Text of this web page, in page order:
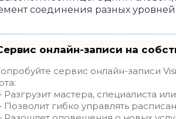
соединения разных
онлайн-записи на
сервис онлайн-записи
мастера, специалиста
гибко управлять